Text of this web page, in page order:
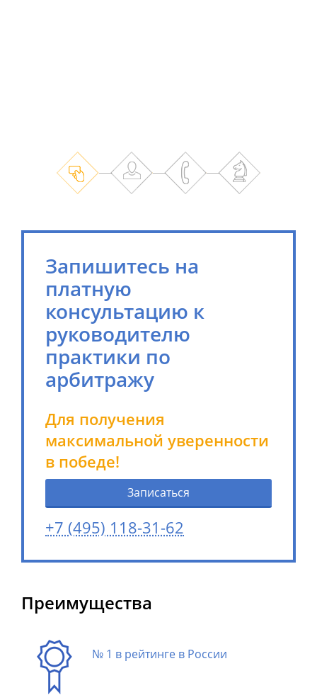
Запишитесь на
платную
консультацию к
руководителю
практики по
арбитражу
Для получения
максимальной уверенности
в победе!
Записаться
+7 (495) 118-31-62
Преимущества
№ 1 в рейтинге в России